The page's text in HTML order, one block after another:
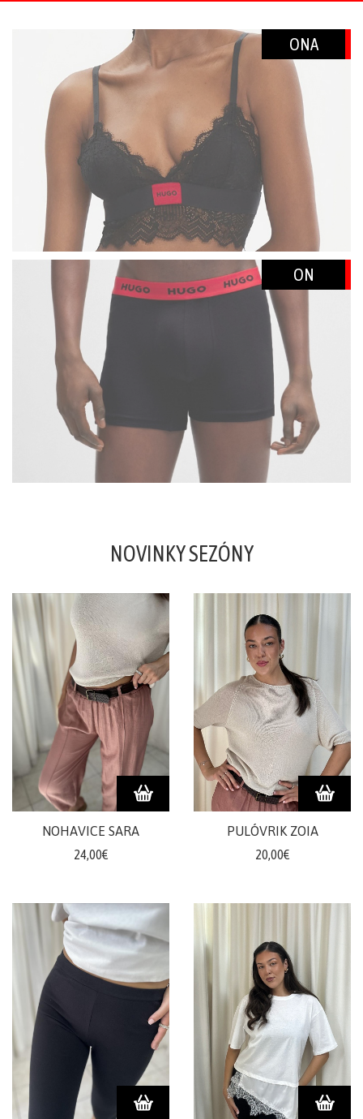
Plavky/plážové
oblečenie
Body
Podprsenky
Šaty/sukne/
overaly
Župany/pyžamá
Doplnky/kabelky
Tričká/
Mikiny
Nohavice/rifle/
Teplákové
súpravy/
komplety
Vianočné
šaty
Vianočné
šaty
Blúzky,
košele
ONA
ON
NOVINKY SEZÓNY
NOHAVICE SARA
24,00€
PULÓVRIK ZOIA
20,00€